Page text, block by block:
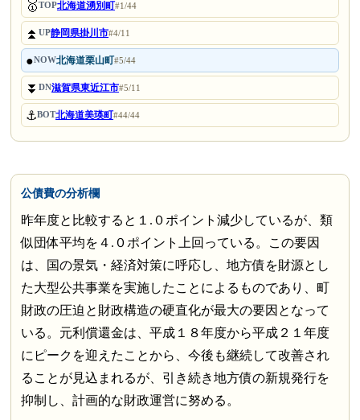
🥇TOP北海道湧別町#1/44
⏫UP静岡県掛川市#4/11
●NOW北海道栗山町#5/44
⏬DN滋賀県東近江市#5/11
⚓BOT北海道美瑛町#44/44
公債費の分析欄
昨年度と比較すると１.０ポイント減少しているが、類
似団体平均を４.０ポイント上回っている。この要因
は、国の景気・経済対策に呼応し、地方債を財源とし
た大型公共事業を実施したことによるものであり、町
財政の圧迫と財政構造の硬直化が最大の要因となって
いる。元利償還金は、平成１８年度から平成２１年度
にピークを迎えたことから、今後も継続して改善され
ることが見込まれるが、引き続き地方債の新規発行を
抑制し、計画的な財政運営に努める。